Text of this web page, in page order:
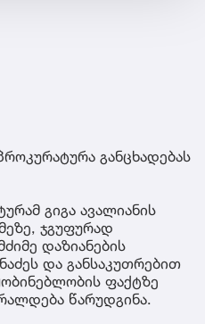
განცხადებას
გიგა ავალიანის
ჯგუფურად
დაზიანების
და განსაკუთრებით
ფაქტზე
წარუდგინა.